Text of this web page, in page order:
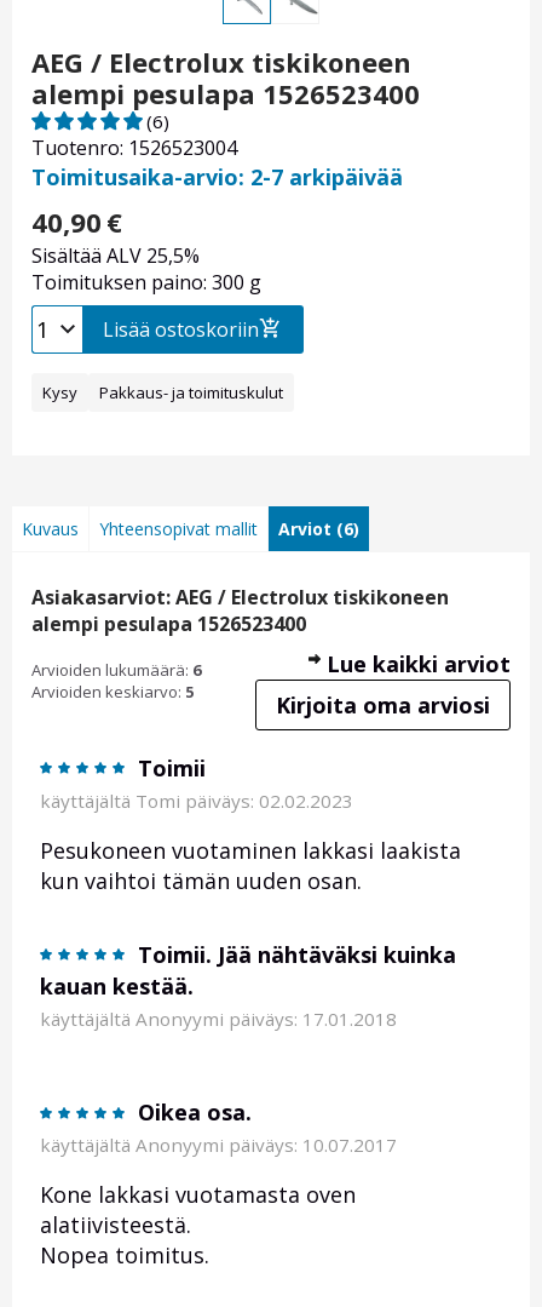
AEG / Electrolux tiskikoneen
alempi pesulapa 1526523400
Tuotenro: 1526523004
(6)
Toimitusaika-arvio: 2-7 arkipäivää
40,90 €
Sisältää ALV 25,5%
Toimituksen paino: 300 g
Lisää ostoskoriin
Kysy Pakkaus- ja toimituskulut
Kuvaus Yhteensopivat mallit Arviot (6)
Asiakasarviot: AEG / Electrolux tiskikoneen
alempi pesulapa 1526523400
Arvioiden lukumäärä: 6
Arvioiden keskiarvo: 5
Lue kaikki arviot
Kirjoita oma arviosi
Toimii
käyttäjältä Tomi päiväys: 02.02.2023
Pesukoneen vuotaminen lakkasi laakista
kun vaihtoi tämän uuden osan.
Toimii. Jää nähtäväksi kuinka
kauan kestää.
käyttäjältä Anonyymi päiväys: 17.01.2018
Oikea osa.
käyttäjältä Anonyymi päiväys: 10.07.2017
Kone lakkasi vuotamasta oven
alatiivisteestä.
Nopea toimitus.